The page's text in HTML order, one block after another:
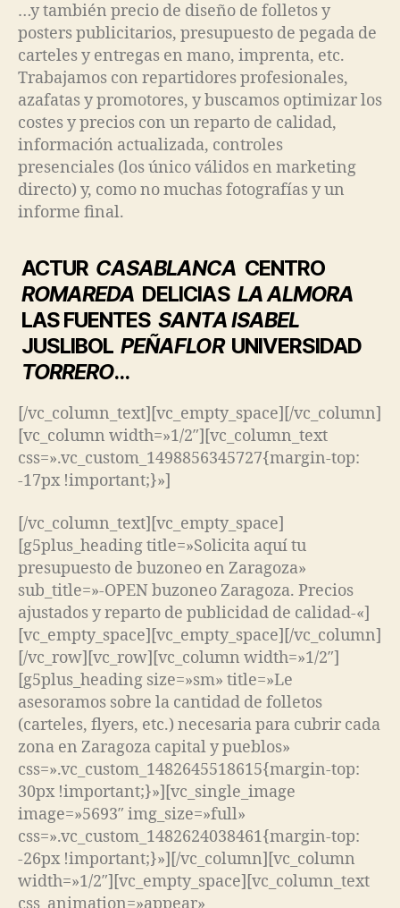
…y también precio de diseño de folletos y
posters publicitarios, presupuesto de pegada de
carteles y entregas en mano, imprenta, etc.
Trabajamos con repartidores profesionales,
azafatas y promotores, y buscamos optimizar los
costes y precios con un reparto de calidad,
información actualizada, controles
presenciales (los único válidos en marketing
directo) y, como no muchas fotografías y un
informe final.
ACTUR CASABLANCA CENTRO
ROMAREDA DELICIAS LA ALMORA
LAS FUENTESSANTA ISABEL
JUSLIBOLPEÑAFLORUNIVERSIDAD
TORRERO…
[/vc_column_text][vc_empty_space][/vc_column]
[vc_column width=»1/2″][vc_column_text
css=».vc_custom_1498856345727{margin-top:
-17px !important;}»]
[/vc_column_text][vc_empty_space]
[g5plus_heading title=»Solicita aquí tu
presupuesto de buzoneo en Zaragoza»
sub_title=»-OPEN buzoneo Zaragoza. Precios
ajustados y reparto de publicidad de calidad-«]
[vc_empty_space][vc_empty_space][/vc_column]
[/vc_row][vc_row][vc_column width=»1/2″]
[g5plus_heading size=»sm» title=»Le
asesoramos sobre la cantidad de folletos
(carteles, flyers, etc.) necesaria para cubrir cada
zona en Zaragoza capital y pueblos»
css=».vc_custom_1482645518615{margin-top:
30px !important;}»][vc_single_image
image=»5693″ img_size=»full»
css=».vc_custom_1482624038461{margin-top:
-26px !important;}»][/vc_column][vc_column
width=»1/2″][vc_empty_space][vc_column_text
css_animation=»appear»